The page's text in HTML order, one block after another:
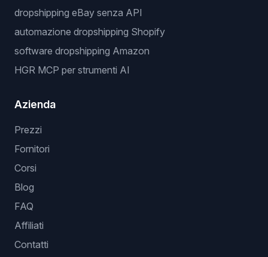
dropshipping eBay senza API
automazione dropshipping Shopify
software dropshipping Amazon
HGR MCP per strumenti AI
Azienda
Prezzi
Fornitori
Corsi
Blog
FAQ
Affiliati
Contatti